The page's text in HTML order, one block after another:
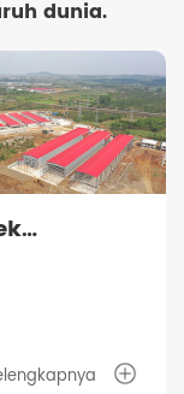
dunia.
Tongfa